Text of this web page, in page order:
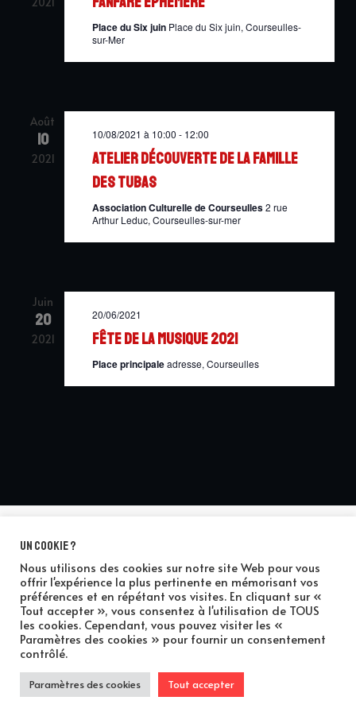
Place du Six juin Place du Six juin, Courseulles-
sur-Mer
Août
10
2021
10/08/2021 à 10:00 - 12:00
Atelier découverte de la famille
des tubas
Association Culturelle de Courseulles2 rue
Arthur Leduc, Courseulles-sur-mer
Juin
20
2021
20/06/2021
Fête de la musique 2021
Place principaleadresse, Courseulles
Mentions légales
|Conditions Générales
Un cookie ?
Nous utilisons des cookies sur notre site Web pour vous
offrir l'expérience la plus pertinente en mémorisant vos
préférences et en répétant vos visites. En cliquant sur «
Tout accepter », vous consentez à l'utilisation de TOUS
les cookies. Cependant, vous pouvez visiter les «
Paramètres des cookies » pour fournir un consentement
contrôlé.
Paramètres des cookies Tout accepter